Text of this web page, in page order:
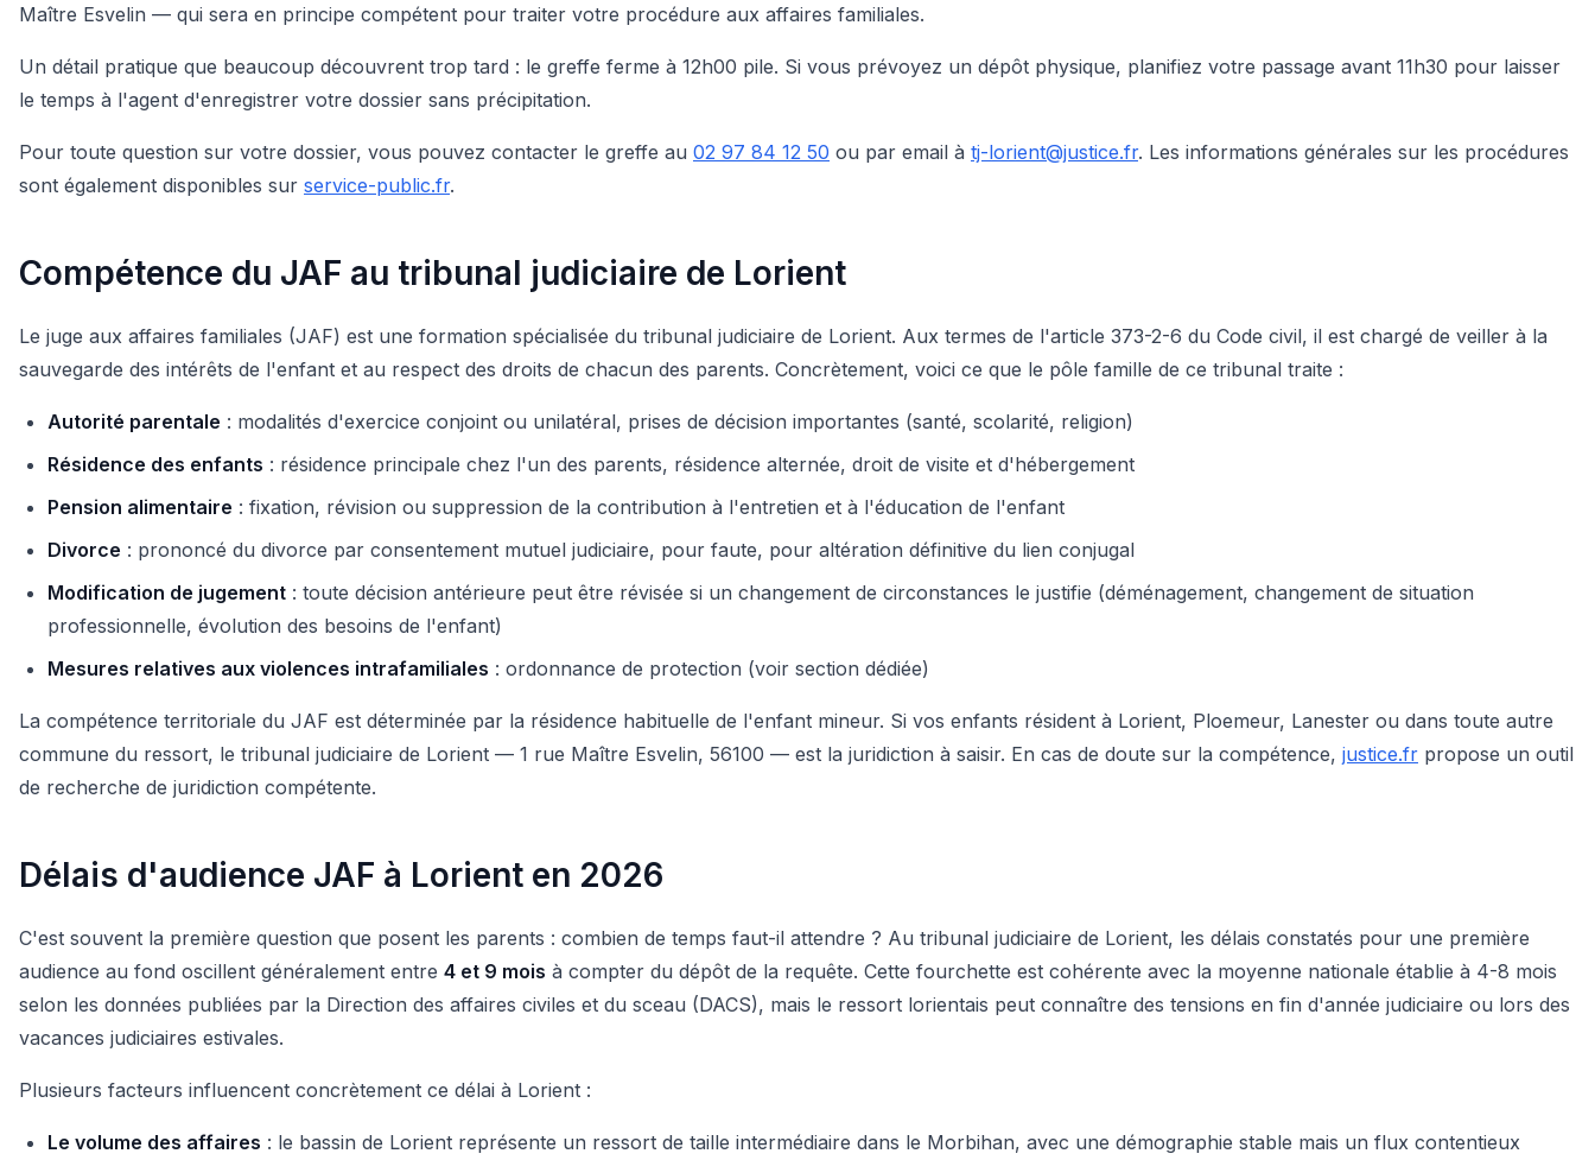
Maître Esvelin — qui sera en principe compétent pour traiter votre procédure aux affaires familiales.
Un détail pratique que beaucoup découvrent trop tard : le greffe ferme à 12h00 pile. Si vous prévoyez un dépôt physique, planifiez votre passage avant 11h30 pour laisser
le temps à l'agent d'enregistrer votre dossier sans précipitation.
Pour toute question sur votre dossier, vous pouvez contacter le greffe au 02 97 84 12 50 ou par email à tj-lorient@justice.fr. Les informations générales sur les procédures
sont également disponibles sur service-public.fr.
Compétence du JAF au tribunal judiciaire de Lorient
Le juge aux affaires familiales (JAF) est une formation spécialisée du tribunal judiciaire de Lorient. Aux termes de l'article 373-2-6 du Code civil, il est chargé de veiller à la
sauvegarde des intérêts de l'enfant et au respect des droits de chacun des parents. Concrètement, voici ce que le pôle famille de ce tribunal traite :
Autorité parentale : modalités d'exercice conjoint ou unilatéral, prises de décision importantes (santé, scolarité, religion)
Résidence des enfants : résidence principale chez l'un des parents, résidence alternée, droit de visite et d'hébergement
Pension alimentaire : fixation, révision ou suppression de la contribution à l'entretien et à l'éducation de l'enfant
Divorce : prononcé du divorce par consentement mutuel judiciaire, pour faute, pour altération définitive du lien conjugal
Modification de jugement : toute décision antérieure peut être révisée si un changement de circonstances le justifie (déménagement, changement de situation
professionnelle, évolution des besoins de l'enfant)
Mesures relatives aux violences intrafamiliales : ordonnance de protection (voir section dédiée)
La compétence territoriale du JAF est déterminée par la résidence habituelle de l'enfant mineur. Si vos enfants résident à Lorient, Ploemeur, Lanester ou dans toute autre
commune du ressort, le tribunal judiciaire de Lorient — 1 rue Maître Esvelin, 56100 — est la juridiction à saisir. En cas de doute sur la compétence, justice.fr propose un outil
de recherche de juridiction compétente.
Délais d'audience JAF à Lorient en 2026
C'est souvent la première question que posent les parents : combien de temps faut-il attendre ? Au tribunal judiciaire de Lorient, les délais constatés pour une première
audience au fond oscillent généralement entre 4 et 9 mois à compter du dépôt de la requête. Cette fourchette est cohérente avec la moyenne nationale établie à 4-8 mois
selon les données publiées par la Direction des affaires civiles et du sceau (DACS), mais le ressort lorientais peut connaître des tensions en fin d'année judiciaire ou lors des
vacances judiciaires estivales.
Plusieurs facteurs influencent concrètement ce délai à Lorient :
Le volume des affaires : le bassin de Lorient représente un ressort de taille intermédiaire dans le Morbihan, avec une démographie stable mais un flux contentieux